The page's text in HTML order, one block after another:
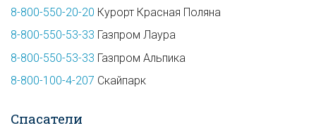
8-800-550-20-20 Курорт Красная Поляна
8-800-550-53-33 Газпром Лаура
8-800-550-53-33 Газпром Альпика
8-800-100-4-207 Скайпарк
Спасатели